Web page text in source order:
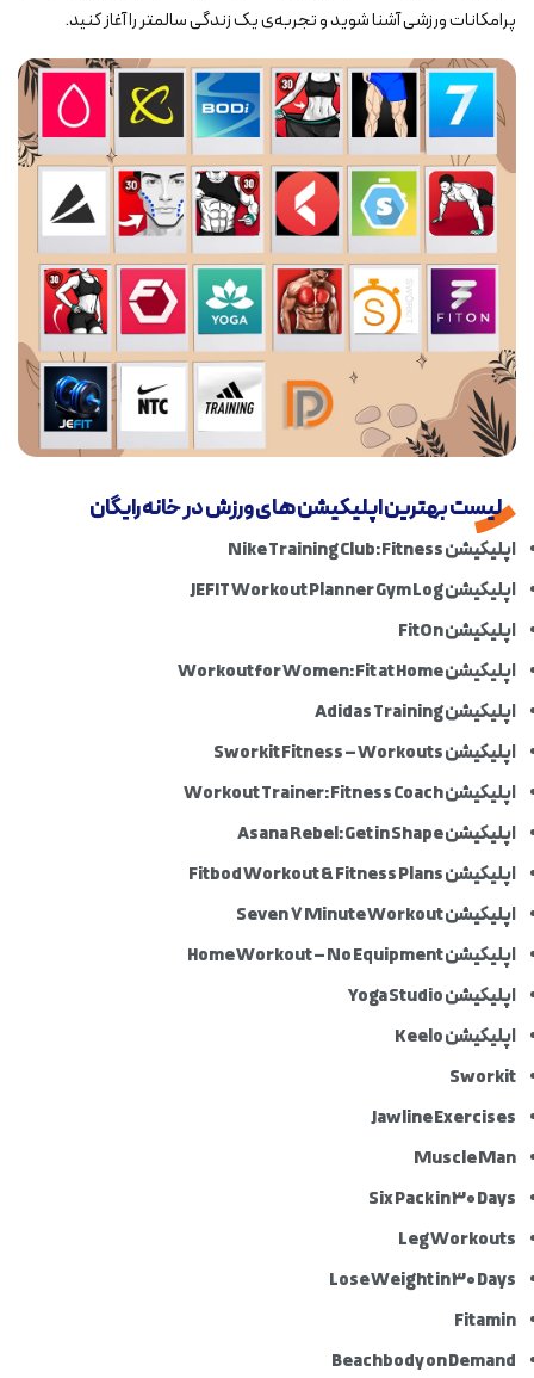
پرامکانات ورزشی آشنا شوید و تجربه‌ی یک زندگی سالمتر را آغاز کنید.
لیست بهترین اپلیکیشن های ورزش در خانه رایگان
اپلیکیشن Nike Training Club: Fitness
اپلیکیشن JEFIT Workout Planner Gym Log
اپلیکیشن FitOn
اپلیکیشن Workout for Women: Fit at Home
اپلیکیشن Adidas Training
اپلیکیشن Sworkit Fitness – Workouts
اپلیکیشن Workout Trainer: Fitness Coach
اپلیکیشن Asana Rebel: Get in Shape
اپلیکیشن Fitbod Workout & Fitness Plans
اپلیکیشن Seven 7 Minute Workout
اپلیکیشن Home Workout – No Equipment
اپلیکیشن Yoga Studio
اپلیکیشن Keelo
Sworkit
Jawline Exercises
Muscle Man
Six Pack in 30 Days
Leg Workouts
Lose Weight in 30 Days
Fitamin
Beachbody on Demand